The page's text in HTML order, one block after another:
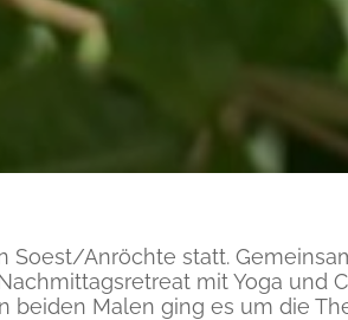
Soest/Anröchte statt.
mit Yoga und
beiden Malen ging es um die